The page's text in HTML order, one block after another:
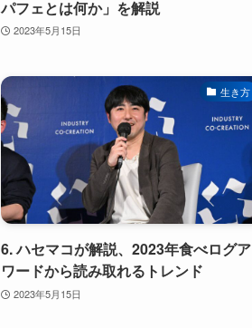
パフェとは何か」を解説
2023年5月15日
生き方
6. ハセマコが解説、2023年食べログア
ワードから読み取れるトレンド
2023年5月15日